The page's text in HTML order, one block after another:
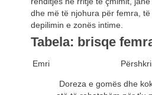
dhe më të njohura për femra,
depilimin e zonës intime.
Tabela: brisqe
Emri
Doreza e gomës dhe